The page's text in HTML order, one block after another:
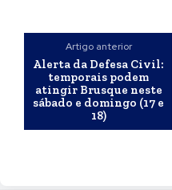
Artigo anterior
Alerta da Defesa Civil:
temporais podem
atingir Brusque neste
sábado e domingo (17 e
18)